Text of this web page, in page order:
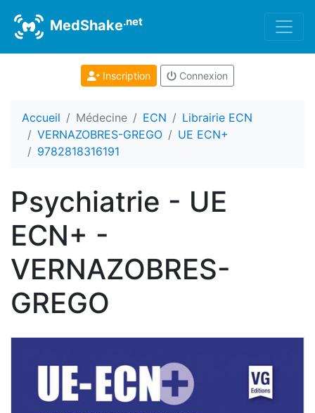
MedShake.net
Inscription Connexion
Accueil Médecine ECN
Librairie ECN
VERNAZOBRES-GREGO
UE ECN+
9782818316191
Psychiatrie - UE
ECN+ -
VERNAZOBRES-
GREGO